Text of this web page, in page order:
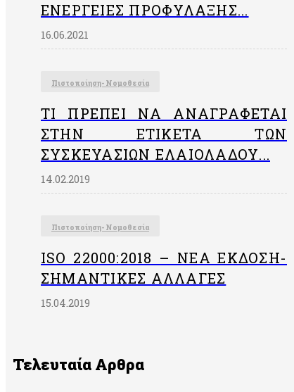
ΕΝΈΡΓΕΙΕΣ ΠΡΟΦΎΛΑΞΗΣ...
16.06.2021
Πιστοποίηση- Νομοθεσία
ΤΙ ΠΡΈΠΕΙ ΝΑ ΑΝΑΓΡΆΦΕΤΑΙ
ΣΤΗΝ EΤΙΚΈΤΑ ΤΩΝ
ΣΥΣΚΕΥΑΣΙΏΝ ΕΛΑΙΟΛΆΔΟΥ...
14.02.2019
Πιστοποίηση- Νομοθεσία
ISO 22000:2018 – ΝΈΑ ΈΚΔΟΣΗ-
ΣΗΜΑΝΤΙΚΈΣ ΑΛΛΑΓΈΣ
15.04.2019
Τελευταία Αρθρα